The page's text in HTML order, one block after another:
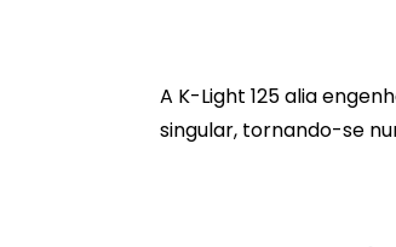
A K-Light 125 alia
singular, tornando-se